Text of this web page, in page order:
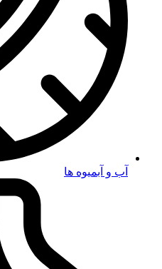
آب و آبمیوه ها